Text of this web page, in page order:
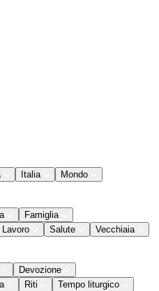
Italia
Mondo
Famiglia
Lavoro Salute
Vecchiaia
Devozione
Riti
Tempo liturgico